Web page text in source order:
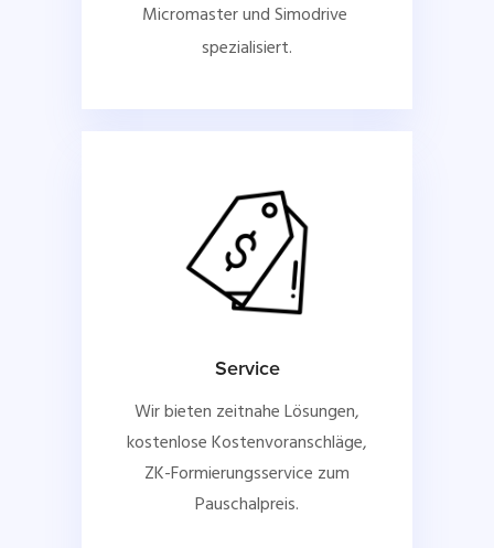
Micromaster und Simodrive
spezialisiert.
Service
Wir bieten zeitnahe Lösungen,
kostenlose Kostenvoranschläge,
ZK-Formierungsservice zum
Pauschalpreis.